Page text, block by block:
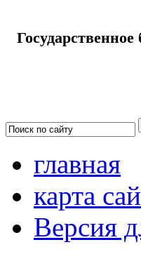
главная
карта
Версия